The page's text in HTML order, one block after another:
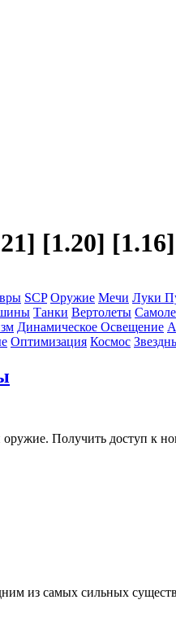
[1.20] [1.16]
SCP Оружие Мечи Луки
Танки Вертолеты
Динамическое Освещение
Оптимизация Космос
Получить доступ к
из самых сильных